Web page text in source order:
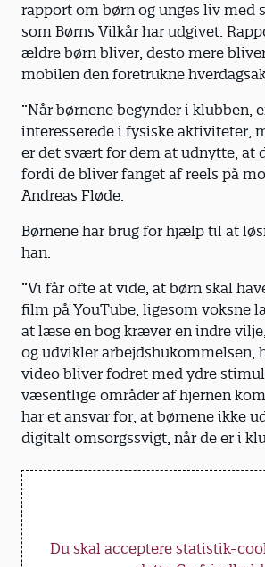
rapport om børn og unges liv med
som Børns Vilkår har udgivet.
ældre børn bliver, desto mere
mobilen den foretrukne
”Når børnene begynder i klubben,
interesserede i fysiske aktiviteter,
er det svært for dem at udnytte, at
fordi de bliver fanget af reels på
Andreas Fløde.
Børnene har brug for hjælp til at
han.
”Vi får ofte at vide, at børn skal
film på YouTube, ligesom voksne
at læse en bog kræver en indre
og udvikler arbejdshukommelsen,
video bliver fodret med ydre
væsentlige områder af hjernen
har et ansvar for, at børnene ikke
digitalt omsorgssvigt, når de er i
Du skal acceptere statistik-